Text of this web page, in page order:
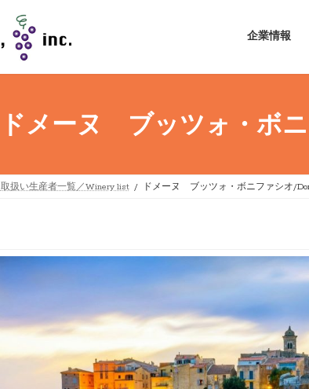
企業情報
ドメーヌ ブッツォ・ボ
取扱い生産者一覧／Winery list ドメーヌ ブッツォ・ボニファシオ/